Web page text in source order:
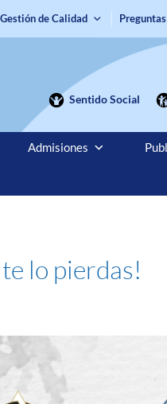
Gestión de Calidad
Sentido Social
Admisiones
lo pierdas!